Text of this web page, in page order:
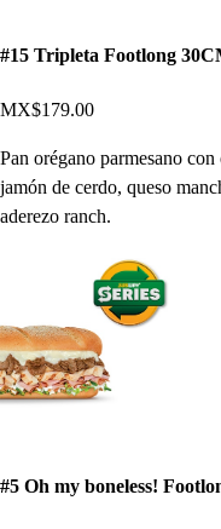
#15 Tripleta Footlong
MX$179.00
Pan orégano parmesano
jamón de cerdo, queso
aderezo ranch.
#5 Oh my boneless!